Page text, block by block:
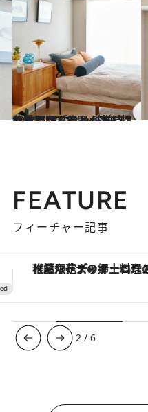
2021.5.20
北欧照明ブランドプレスの愛用品7選 早く家に帰りたくなる逸品が集結！
ライフスタイル
FEATURE
フィーチャー記事
3 /6